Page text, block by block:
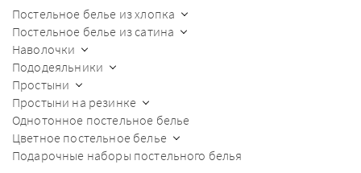
Постельное белье из хлопка
Постельное белье из сатина
Наволочки
Пододеяльники
Простыни
Простыни на резинке
Однотонное постельное белье
Цветное постельное белье
Подарочные наборы постельного белья